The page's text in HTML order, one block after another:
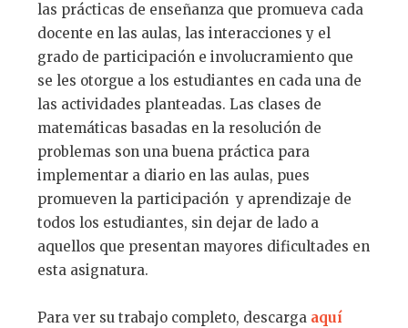
las prácticas de enseñanza que promueva cada
docente en las aulas, las interacciones y el
grado de participación e involucramiento que
se les otorgue a los estudiantes en cada una de
las actividades planteadas. Las clases de
matemáticas basadas en la resolución de
problemas son una buena práctica para
implementar a diario en las aulas, pues
promueven la participación y aprendizaje de
todos los estudiantes, sin dejar de lado a
aquellos que presentan mayores dificultades en
esta asignatura.
Para ver su trabajo completo, descarga aquí